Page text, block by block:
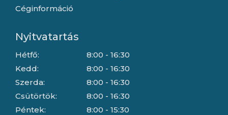
Céginformáció
Nyitvatartás
Hétfő:
Kedd:
Szerda:
Csütörtök:
Péntek:
8:00 - 16:30
8:00 - 16:30
8:00 - 16:30
8:00 - 16:30
8:00 - 15:30